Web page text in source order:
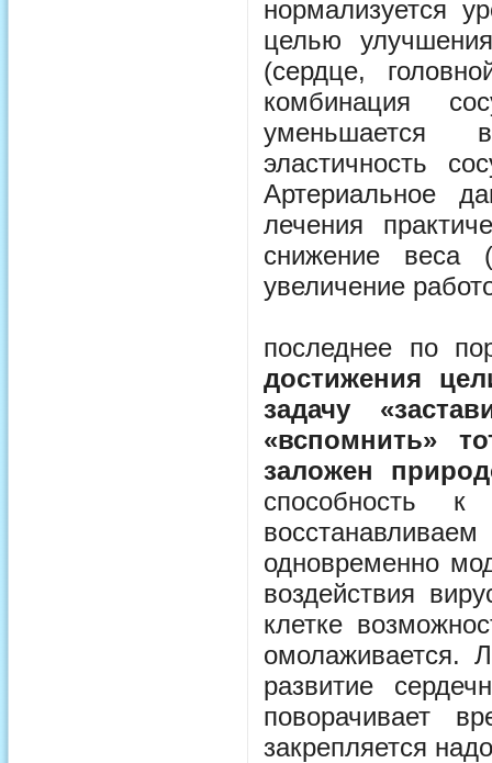
нормализуется
целью
(сердце,
комбинация
уменьшается
эластичность
Артериальное
лечения
снижение веса
увеличение
последнее по
достижения
задачу
«вспомнить»
заложен
способность
одновременно
воздействия
клетке
омолаживается.
развитие
поворачивает
закрепляется